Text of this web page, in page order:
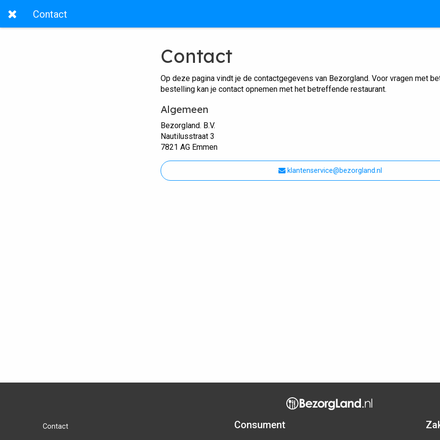
Contact
Contact
Op deze pagina vindt je de contactgegevens van Bezorgland. Voor vragen met
bestelling kan je contact opnemen met het betreffende restaurant.
Algemeen
Bezorgland. B.V.
Nautilusstraat 3
7821 AG Emmen
klantenservice@bezorgland.nl
Contact Consument